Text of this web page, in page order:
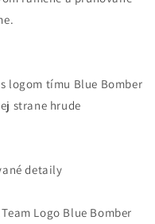
logom tímu Blue Bomber
strane hrude
detaily
Logo Blue Bomber